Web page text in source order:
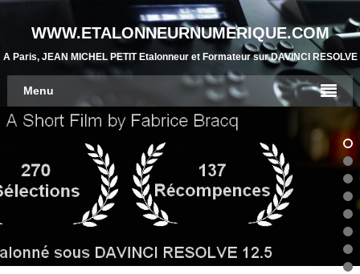
WWW.ETALONNEURNUMERIQUE.COM
A Paris, JEAN MICHEL PETIT Etalonneur et Formateur sur DAVINCI RESOLVE
Menu